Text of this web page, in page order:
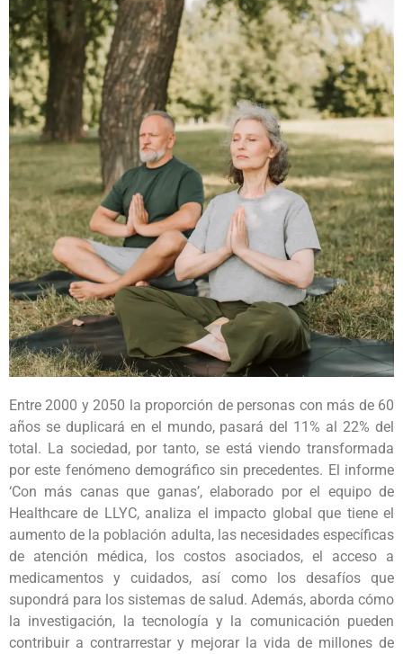
Entre 2000 y 2050 la proporción de personas con más de 60
años se duplicará en el mundo, pasará del 11% al 22% del
total. La sociedad, por tanto, se está viendo transformada
por este fenómeno demográfico sin precedentes. El informe
‘Con más canas que ganas’, elaborado por el equipo de
Healthcare de LLYC, analiza el impacto global que tiene el
aumento de la población adulta, las necesidades específicas
de atención médica, los costos asociados, el acceso a
medicamentos y cuidados, así como los desafíos que
supondrá para los sistemas de salud. Además, aborda cómo
la investigación, la tecnología y la comunicación pueden
contribuir a contrarrestar y mejorar la vida de millones de